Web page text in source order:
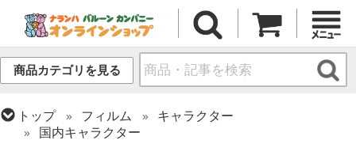
商品カテゴリを見る
トップ フィルム
キャラクター
国内キャラクター